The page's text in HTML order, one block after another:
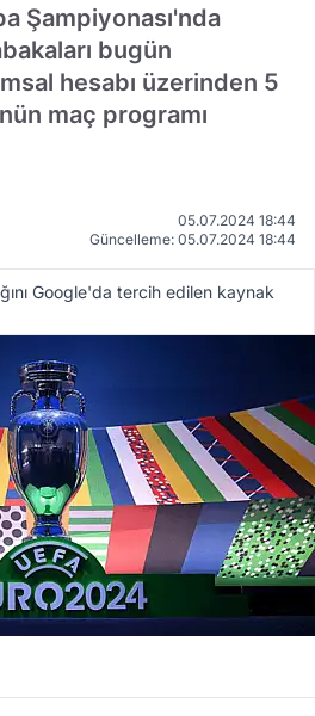
Şampiyonası'nda
bugün
hesabı üzerinden 5
maç programı
05.07.2024 18:44
Güncelleme: 05.07.2024 18:44
Google'da tercih edilen kaynak